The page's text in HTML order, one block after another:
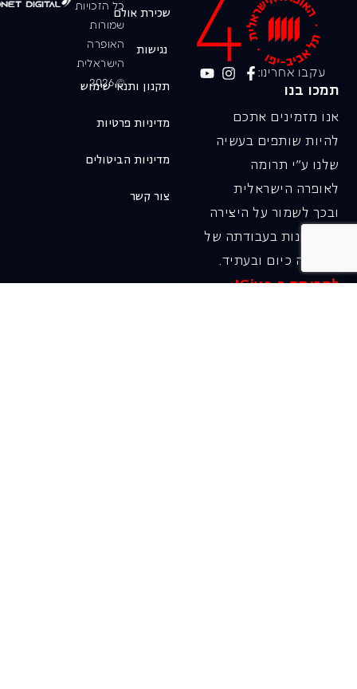
עקבו אחרינו:
תמכו בנו
אנו מזמינים אתכם
להיות שותפים בעשיה
שלנו ע"י תרומה
לאופרה הישראלית
ובכך לשמור על היצירה
והחדשנות בעבודתה של
האופרה כיום ובעתיד.
לתרומה ב-JGive ←
כל הזכויות
שמורות
האופרה
הישראלית
© 2026
שכירת אולם
נגישות
תקנון ותנאי שימוש
מדיניות פרטיות
מדיניות הביטולים
צור קשר